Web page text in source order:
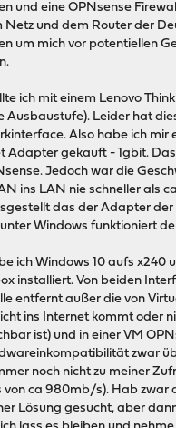
und eine OPNsense
Netz und dem Router der
um mich vor potentiellen
ich mit einem Lenovo
Ausbaustufe). Leider hat
Also habe ich mir
Adapter gekauft - 1gbit.
Jedoch war die
ins LAN nie schneller als
das der Adapter der
Windows funktioniert
ich Windows 10 aufs x240
installiert. Von beiden
entfernt außer die von
ins Internet kommt oder
ist) und in einer VM
zwar
noch nicht zu meiner
ca 980mb/s). Hab zwar
Lösung gesucht, aber